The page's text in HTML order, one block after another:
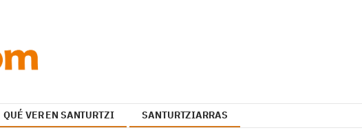
QUÉ VER EN SANTURTZI SANTURTZIARRAS